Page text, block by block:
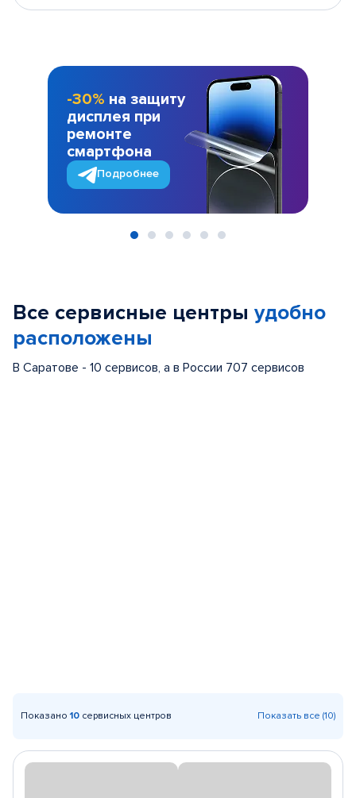
-30% на защиту
дисплея при
ремонте
смартфона
Подробнее
Все сервисные центры удобно
расположены
В Саратове - 10 сервисов, а в России 707 сервисов
Показано 10 сервисных центров Показать все (10)